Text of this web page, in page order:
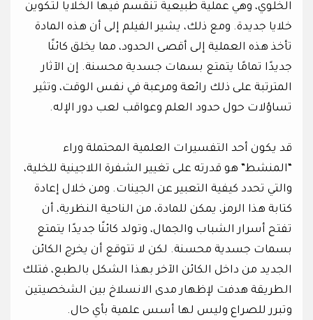
الخلوي، وهي عملية طبيعية تنقسم فيها الخلايا لتكوين
خلايا جديدة. ومع ذلك، يشير الفيلم إلى أن هذه المادة
تأخذ هذه العملية إلى أقصى الحدود، مما يخلق كائنًا
جديدًا تمامًا يتمتع بسمات جسدية محسنة. إن الآثار
المترتبة على ذلك رائعة ومرعبة في نفس الوقت، وتثير
تساؤلات حول حدود العلم وعواقب لعب دور الإله.
قد يكون أحد التفسيرات العلمية المحتملة وراء
“المنشط” هو قدرته على تغيير الشفرة اللاجينية للخلية،
والتي تحدد كيفية التعبير عن الجينات. ومن خلال إعادة
كتابة هذا الرمز، يمكن للمادة، من الناحية النظرية، أن
تفتح أسرار الشباب والجمال، وتولد كائنًا جديدًا يتمتع
بسمات جسدية محسنة. لكن لا تتوقع أن يخرج الكائن
الجديد من داخل الكائن الآخر بهذا الشكل بالطبع، فتلك
الطريقة هدفت لإظهار مدى الانسلاخ بين الشخصيتين
وتبرر للصراع وليس لها أسس علمية بأي حال.